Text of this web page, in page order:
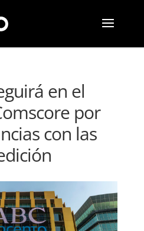
en el
por
con las